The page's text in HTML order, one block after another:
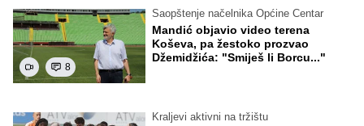
8
Saopštenje načelnika Općine Centar
Mandić objavio video terena
Koševa, pa žestoko prozvao
Džemidžića: "Smiješ li Borcu..."
Kraljevi aktivni na tržištu